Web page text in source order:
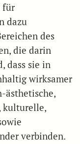
für
dazu
des
die darin
dass sie in
wirksamer
ästhetische,
kulturelle,
verbinden.